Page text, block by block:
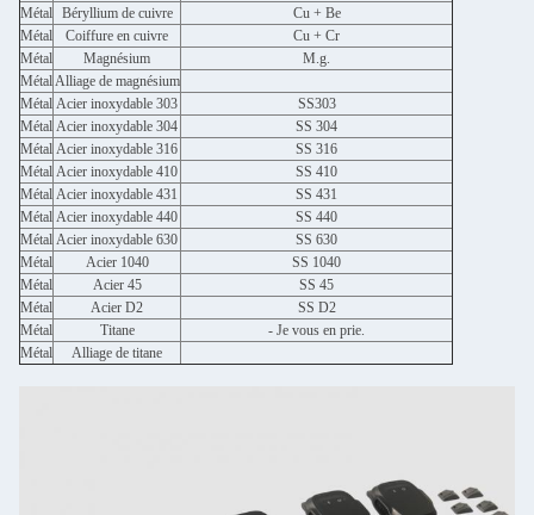
Métal Béryllium de cuivre
Cu + Be
Métal
Coiffure en cuivre
Cu + Cr
Métal
Magnésium
M.g.
MétalAlliage de magnésium
Métal Acier inoxydable 303
SS303
Métal Acier inoxydable 304
SS 304
Métal Acier inoxydable 316
SS 316
Métal Acier inoxydable 410
SS 410
Métal Acier inoxydable 431
SS 431
Métal Acier inoxydable 440
SS 440
Métal Acier inoxydable 630
SS 630
Métal
Acier 1040
SS 1040
Métal
Acier 45
SS 45
Métal
Acier D2
SS D2
Métal
Titane
- Je vous en prie.
Métal
Alliage de titane